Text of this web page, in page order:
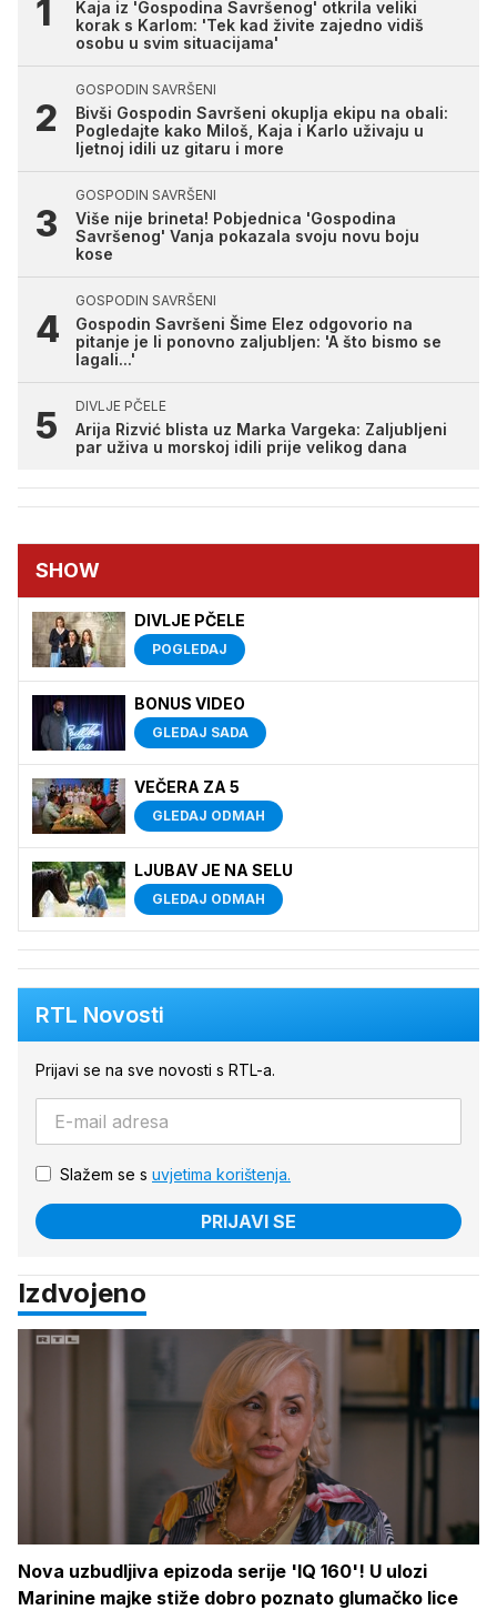
Kaja iz 'Gospodina Savršenog' otkrila veliki
korak s Karlom: 'Tek kad živite zajedno vidiš
osobu u svim situacijama'
GOSPODIN SAVRŠENI
Bivši Gospodin Savršeni okuplja ekipu na obali:
Pogledajte kako Miloš, Kaja i Karlo uživaju u
ljetnoj idili uz gitaru i more
GOSPODIN SAVRŠENI
Više nije brineta! Pobjednica 'Gospodina
Savršenog' Vanja pokazala svoju novu boju
kose
GOSPODIN SAVRŠENI
Gospodin Savršeni Šime Elez odgovorio na
pitanje je li ponovno zaljubljen: 'A što bismo se
lagali...'
DIVLJE PČELE
Arija Rizvić blista uz Marka Vargeka: Zaljubljeni
par uživa u morskoj idili prije velikog dana
SHOW
DIVLJE PČELE
POGLEDAJ
BONUS VIDEO
GLEDAJ SADA
VEČERA ZA 5
GLEDAJ ODMAH
LJUBAV JE NA SELU
GLEDAJ ODMAH
RTL Novosti
Prijavi se na sve novosti s RTL-a.
Slažem se s uvjetima korištenja.
PRIJAVI SE
Izdvojeno
Nova uzbudljiva epizoda serije 'IQ 160'! U ulozi
Marinine majke stiže dobro poznato glumačko lice